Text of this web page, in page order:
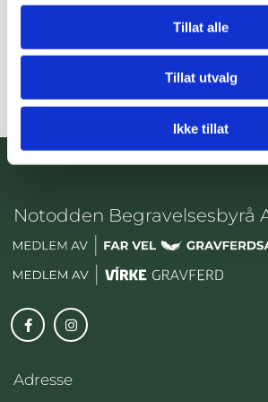
Tillat alle
Tillat utvalg
Ikke tillat
Feed
Notodden Begravelsesbyrå
Adresse